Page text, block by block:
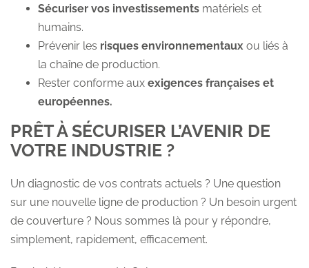
Sécuriser vos investissementsmatériels et
humains.
Prévenir les risques environnementauxou liés à
la chaîne de production.
Rester conforme aux exigences françaises et
européennes.
PRÊT À SÉCURISER L’AVENIR DE
VOTRE INDUSTRIE ?
Un diagnostic de vos contrats actuels ? Une question
sur une nouvelle ligne de production ? Un besoin urgent
de couverture ? Nous sommes là pour y répondre,
simplement, rapidement, efficacement.